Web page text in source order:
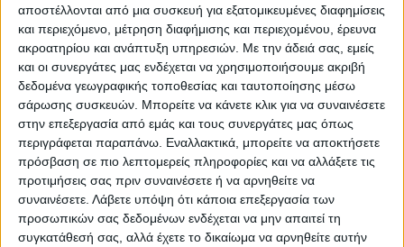
αποστέλλονται από μια συσκευή για εξατομικευμένες διαφημίσεις
και περιεχόμενο, μέτρηση διαφήμισης και περιεχομένου, έρευνα
ακροατηρίου και ανάπτυξη υπηρεσιών. Με την άδειά σας, εμείς
και οι συνεργάτες μας ενδέχεται να χρησιμοποιήσουμε ακριβή
δεδομένα γεωγραφικής τοποθεσίας και ταυτοποίησης μέσω
σάρωσης συσκευών. Μπορείτε να κάνετε κλικ για να συναινέσετε
στην επεξεργασία από εμάς και τους συνεργάτες μας όπως
περιγράφεται παραπάνω. Εναλλακτικά, μπορείτε να αποκτήσετε
πρόσβαση σε πιο λεπτομερείς πληροφορίες και να αλλάξετε τις
προτιμήσεις σας πριν συναινέσετε ή να αρνηθείτε να
συναινέσετε. Λάβετε υπόψη ότι κάποια επεξεργασία των
προσωπικών σας δεδομένων ενδέχεται να μην απαιτεί τη
συγκατάθεσή σας, αλλά έχετε το δικαίωμα να αρνηθείτε αυτήν
ΠΡΟΗΓΟΥΜΕΝΟ ΑΡΘΡΟ
Μοιρασμένα τα κράτη μέλη
για επιδοτήσεις μόνο στους
κατ’ επάγγελμα αγρότες
ΕΠΟΜΕΝΟ ΑΡΘΡΟ
Μάγισσες και μάγοι στο
κινηματοθέατρο!